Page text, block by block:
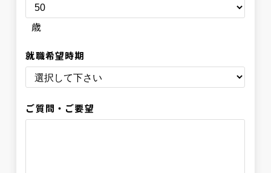
歳
就職希望時期
ご質問・ご要望